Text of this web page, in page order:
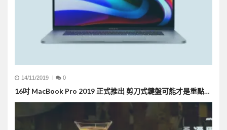
14/11/2019 0
16吋 MacBook Pro 2019 正式推出 剪刀式鍵盤可能才是重點…